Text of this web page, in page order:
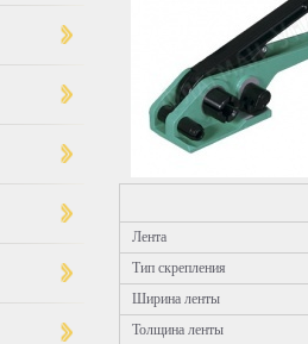
Лента
Тип скрепления
Ширина ленты
Толщина ленты